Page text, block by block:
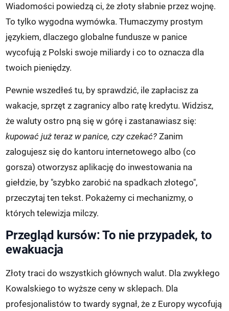
Wiadomości powiedzą ci, że złoty słabnie przez wojnę.
To tylko wygodna wymówka. Tłumaczymy prostym
językiem, dlaczego globalne fundusze w panice
wycofują z Polski swoje miliardy i co to oznacza dla
twoich pieniędzy.
Pewnie wszedłeś tu, by sprawdzić, ile zapłacisz za
wakacje, sprzęt z zagranicy albo ratę kredytu. Widzisz,
że waluty ostro pną się w górę i zastanawiasz się:
kupować już teraz w panice, czy czekać? Zanim
zalogujesz się do kantoru internetowego albo (co
gorsza) otworzysz aplikację do inwestowania na
giełdzie, by "szybko zarobić na spadkach złotego",
przeczytaj ten tekst. Pokażemy ci mechanizmy, o
których telewizja milczy.
Przegląd kursów: To nie przypadek, to
ewakuacja
Złoty traci do wszystkich głównych walut. Dla zwykłego
Kowalskiego to wyższe ceny w sklepach. Dla
profesjonalistów to twardy sygnał, że z Europy wycofują